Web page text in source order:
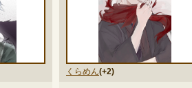
くらめん(+2)